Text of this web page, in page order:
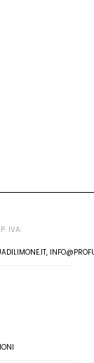
P. IVA: